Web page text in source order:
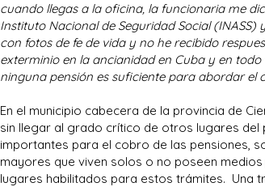
cuando llegas a la oficina, la funcionaria me
Instituto Nacional de Seguridad Social
con fotos de fe de vida y no he recibido
exterminio en la ancianidad en Cuba y en
ninguna pensión es suficiente para abordar el
En el municipio cabecera de la provincia de
sin llegar al grado crítico de otros lugares del
importantes para el cobro de las pensiones,
mayores que viven solos o no poseen
lugares habilitados para estos trámites. Una